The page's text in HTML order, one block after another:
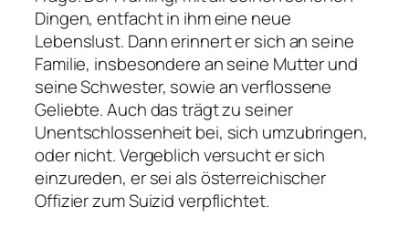
Dingen, entfacht in ihm eine neue
Lebenslust. Dann erinnert er sich an seine
Familie, insbesondere an seine Mutter und
seine Schwester, sowie an verflossene
Geliebte. Auch das trägt zu seiner
Unentschlossenheit bei, sich umzubringen,
oder nicht. Vergeblich versucht er sich
einzureden, er sei als österreichischer
Offizier zum Suizid verpflichtet.